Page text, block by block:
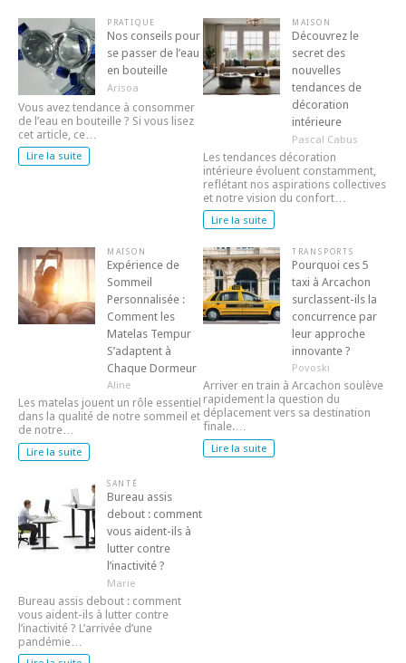
PRATIQUE
Nos conseils pour
se passer de l’eau
en bouteille
Arisoa
Vous avez tendance à consommer
de l’eau en bouteille ? Si vous lisez
cet article, ce…
Lire la suite
MAISON
Découvrez le
secret des
nouvelles
tendances de
décoration
intérieure
Pascal Cabus
Les tendances décoration
intérieure évoluent constamment,
reflétant nos aspirations collectives
et notre vision du confort…
Lire la suite
MAISON
Expérience de
Sommeil
Personnalisée :
Comment les
Matelas Tempur
S’adaptent à
Chaque Dormeur
Aline
Les matelas jouent un rôle essentiel
dans la qualité de notre sommeil et
de notre…
Lire la suite
TRANSPORTS
Pourquoi ces 5
taxi à Arcachon
surclassent-ils la
concurrence par
leur approche
innovante ?
Povoski
Arriver en train à Arcachon soulève
rapidement la question du
déplacement vers sa destination
finale.…
Lire la suite
SANTÉ
Bureau assis
debout : comment
vous aident-ils à
lutter contre
l’inactivité ?
Marie
Bureau assis debout : comment
vous aident-ils à lutter contre
l’inactivité ? L’arrivée d’une
pandémie…